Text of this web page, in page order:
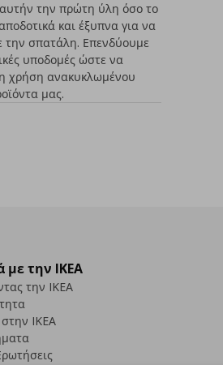
την πρώτη ύλη όσο το
και έξυπνα για να
την σπατάλη. Επενδύουμε
υποδομές ώστε να
χρήση ανακυκλωμένου
μας.
με την IKEA
την IKEA
IKEA